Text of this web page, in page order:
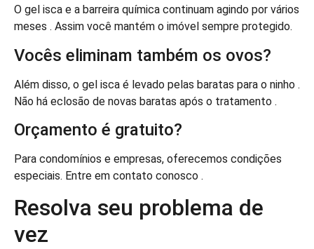
O gel isca e a barreira química continuam agindo por vários
meses . Assim você mantém o imóvel sempre protegido.
Vocês eliminam também os ovos?
Além disso, o gel isca é levado pelas baratas para o ninho .
Não há eclosão de novas baratas após o tratamento .
Orçamento é gratuito?
Para condomínios e empresas, oferecemos condições
especiais. Entre em contato conosco .
Resolva seu problema de
vez